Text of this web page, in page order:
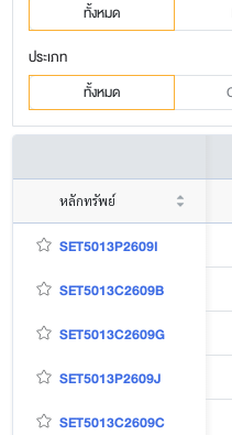
ทั้งหมด
ประเภท
ทั้งหมด
หลักทรัพย์
SET5013P2609I
SET5013C2609B
SET5013C2609G
SET5013P2609J
SET5013C2609C